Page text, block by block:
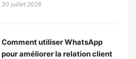
30 juillet 2026
Comment utiliser WhatsApp
pour améliorer la relation client